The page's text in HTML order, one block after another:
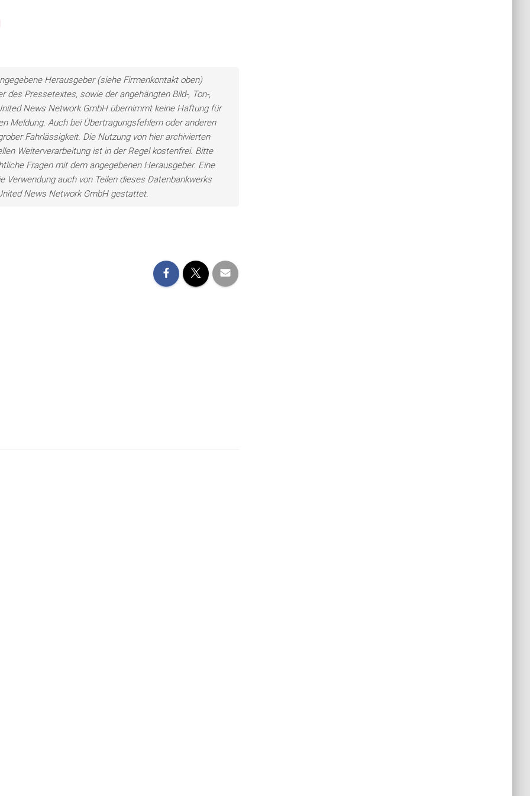
Herausgeber (siehe Firmenkontakt oben)
Pressetextes, sowie der angehängten Bild-, Ton-,
News Network GmbH übernimmt keine Haftung für
Meldung. Auch bei Übertragungsfehlern oder anderen
Fahrlässigkeit. Die Nutzung von hier archivierten
Weiterverarbeitung ist in der Regel kostenfrei. Bitte
Fragen mit dem angegebenen Herausgeber. Eine
auch von Teilen dieses Datenbankwerks
News Network GmbH gestattet.